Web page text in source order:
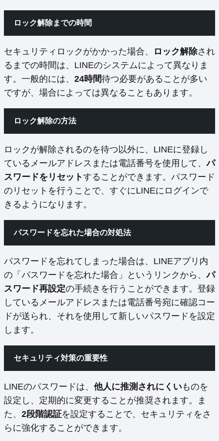
ロック解除までの時間
セキュリティロックがかかった場合、 ロック解除され
るまでの時間は、LINEのシステムによって異なりま
す。一般的には、 24時間待つ必要があることが多い
ですが、場合によっては異なることもあります。
ロック解除の方法
ロックが解除されるのを待つ以外に、LINEに登録し
ているメールアドレスまたは電話番号を使用して、パ
スワードをリセットすることができます。パスワード
のリセットを行うことで、すぐにLINEにログインで
きるようになります。
パスワードを忘れた場合の対処法
パスワードを忘れてしまった場合は、LINEアプリ内
の「パスワードを忘れた場合」というリンクから、パ
スワード再設定の手続きを行うことができます。登録
しているメールアドレスまたは電話番号宛に確認コー
ドが送られ、それを使用して新しいパスワードを設定
します。
セキュリティ対策の重要性
LINEのパスワードは、 他人に推測されにくいものを
設定し、定期的に変更することが推奨されます。ま
た、 2段階認証を設定することで、セキュリティをさ
らに強化することができます。